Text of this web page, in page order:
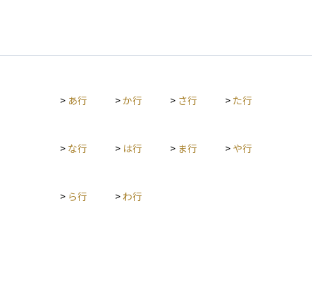
> あ行 >か行 > さ行 > た行
> な行 > は行 > ま行 > や行
> ら行 > わ行